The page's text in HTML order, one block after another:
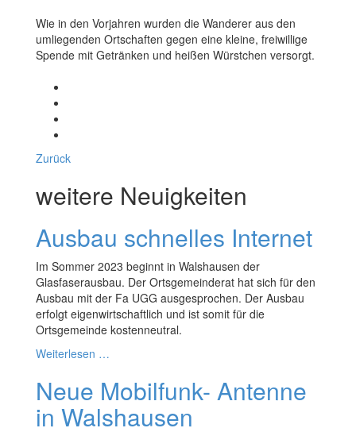
Wie in den Vorjahren wurden die Wanderer aus den
umliegenden Ortschaften gegen eine kleine, freiwillige
Spende mit Getränken und heißen Würstchen versorgt.
Zurück
weitere Neuigkeiten
Ausbau schnelles Internet
Im Sommer 2023 beginnt in Walshausen der
Glasfaserausbau. Der Ortsgemeinderat hat sich für den
Ausbau mit der Fa UGG ausgesprochen. Der Ausbau
erfolgt eigenwirtschaftlich und ist somit für die
Ortsgemeinde kostenneutral.
Weiterlesen …
Neue Mobilfunk- Antenne
in Walshausen